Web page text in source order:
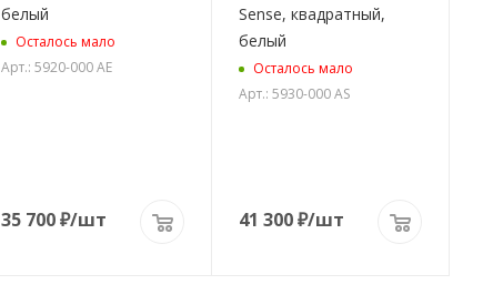
белый
Осталось мало
Арт.: 5920-000 AE
35 700₽/шт
Sense, квадратный,
белый
Осталось мало
Арт.: 5930-000 AS
41 300₽/шт